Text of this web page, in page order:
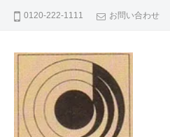
0120-222-1111 お問い合わせ